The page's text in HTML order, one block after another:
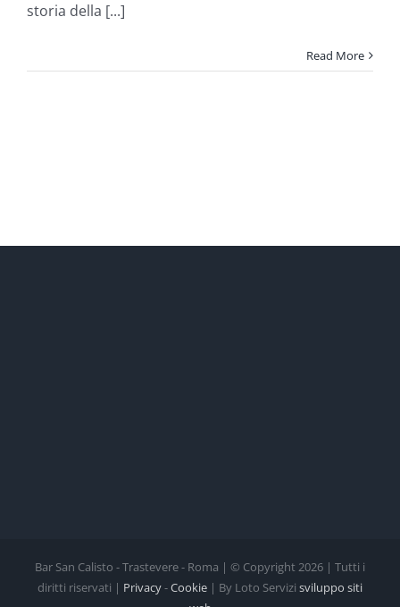
storia della [...]
Read More
Bar San Calisto - Trastevere - Roma | © Copyright 2026 | Tutti i
diritti riservati | Privacy-Cookie | By Loto Servizi sviluppo siti